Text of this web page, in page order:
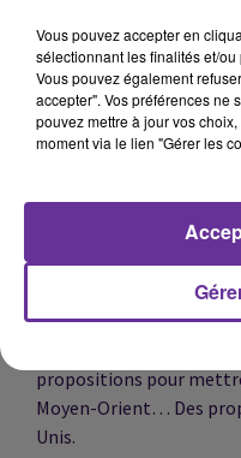
Au sommaire:
Le Premier ministre,
ministres de « renforcer
Au Liban, les frappes
depuis l’instauration du
380 morts, selon le
propositions pour
Moyen-Orient… Des
Unis.
Vous pouvez accepter en
sélectionnant les finalités et/
Vous pouvez également
accepter". Vos préférences ne
pouvez mettre à jour vos
moment via le lien "Gérer les